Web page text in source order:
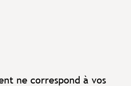
ne correspond à vos